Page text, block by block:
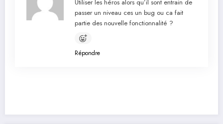
Utiliser les héros alors qu’il sont entrain de
passer un niveau ces un bug ou ca fait
partie des nouvelle fonctionnalité ?
Répondre